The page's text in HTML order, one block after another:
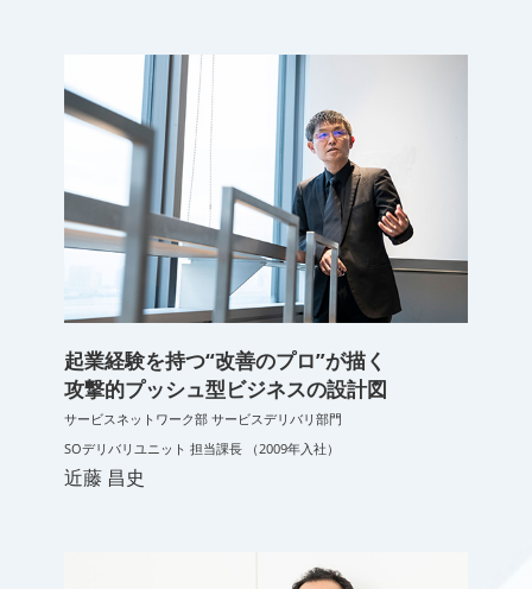
起業経験を持つ“改善のプロ”が描く
攻撃的プッシュ型ビジネスの設計図
サービスネットワーク部 サービスデリバリ部門
SOデリバリユニット 担当課長 （2009年入社）
近藤 昌史